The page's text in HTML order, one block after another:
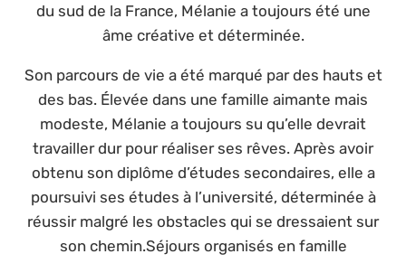
du sud de la France, Mélanie a toujours été une
âme créative et déterminée.
Son parcours de vie a été marqué par des hauts et
des bas. Élevée dans une famille aimante mais
modeste, Mélanie a toujours su qu’elle devrait
travailler dur pour réaliser ses rêves. Après avoir
obtenu son diplôme d’études secondaires, elle a
poursuivi ses études à l’université, déterminée à
réussir malgré les obstacles qui se dressaient sur
son chemin.Séjours organisés en famille